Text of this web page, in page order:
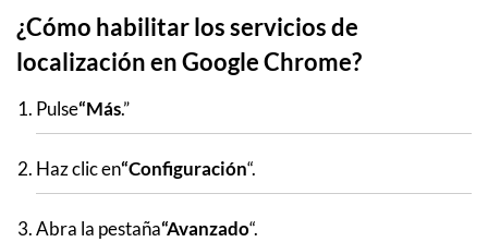
¿Cómo habilitar los servicios de
localización en Google Chrome?
Pulse“Más.”
Haz clic en“Configuración“.
Abra la pestaña“Avanzado“.